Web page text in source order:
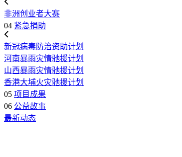
非洲创业者大赛
04 紧急捐助
新冠病毒防治资助计划
河南暴雨灾情驰援计划
山西暴雨灾情驰援计划
香港大埔火灾驰援计划
05 项目成果
06 公益故事
最新动态